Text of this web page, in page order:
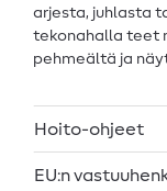
arjesta, juhlasta
tekonahalla teet
pehmeältä ja
Hoito-ohjeet
EU:n